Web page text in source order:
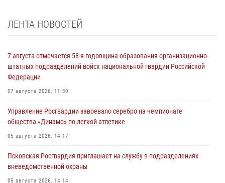
ЛЕНТА НОВОСТЕЙ
7 августа отмечается 58-я годовщина образования организационно-
штатных подразделений войск национальной гвардии Российской
Федерации
07 августа 2026, 11:30
Управление Росгвардии завоевало серебро на чемпионате
общества «Динамо» по легкой атлетике
05 августа 2026, 14:17
Псковская Росгвардия приглашает на службу в подразделениях
вневедомственной охраны
05 августа 2026, 14:14